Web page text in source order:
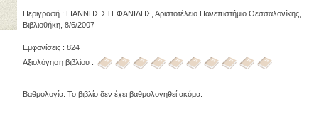
Περιγραφή : ΓΙΑΝΝΗΣ ΣΤΕΦΑΝΙΔΗΣ, Αριστοτέλειο Πανεπιστήμιο Θεσσαλονίκης,
Βιβλιοθήκη, 8/6/2007
Εμφανίσεις : 824
Αξιολόγηση βιβλίου :
Βαθμολογία: Το βιβλίο δεν έχει βαθμολογηθεί ακόμα.